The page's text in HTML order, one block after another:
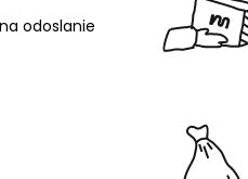
odoslanie